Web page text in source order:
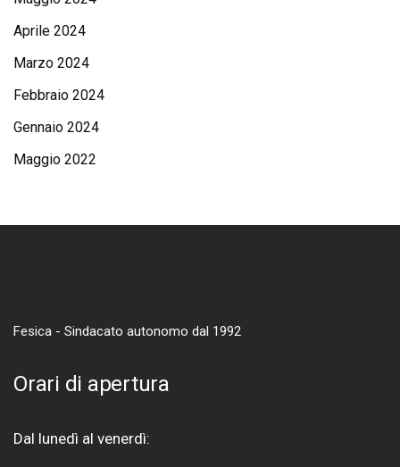
Aprile 2024
Marzo 2024
Febbraio 2024
Gennaio 2024
Maggio 2022
Fesica - Sindacato autonomo dal 1992
Orari di apertura
Dal lunedì al venerdì: